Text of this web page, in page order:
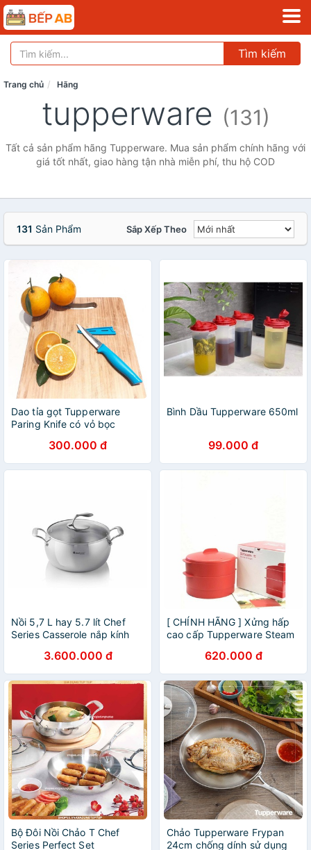
Tìm kiếm
Trang chủ Hãng
tupperware (131)
Tất cả sản phẩm hãng Tupperware. Mua sản phẩm chính hãng với
giá tốt nhất, giao hàng tận nhà miễn phí, thu hộ COD
131 Sản Phẩm Sắp Xếp Theo
Dao tỉa gọt Tupperware
Paring Knife có vỏ bọc
300.000 đ
Bình Dầu Tupperware 650ml
99.000 đ
Nồi 5,7 L hay 5.7 lít Chef
Series Casserole nắp kính
3.600.000 đ
[ CHÍNH HÃNG ] Xửng hấp
cao cấp Tupperware Steam
Sinh an toàn cho sức khỏe -
Chịu nhiệt
620.000 đ
Bộ Đôi Nồi Chảo T Chef
Series Perfect Set
Chảo Tupperware Frypan
24cm chống dính sử dụng